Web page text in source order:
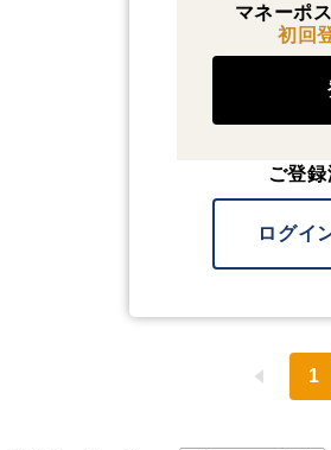
マネーポ
初回
ご登
ログイ
1